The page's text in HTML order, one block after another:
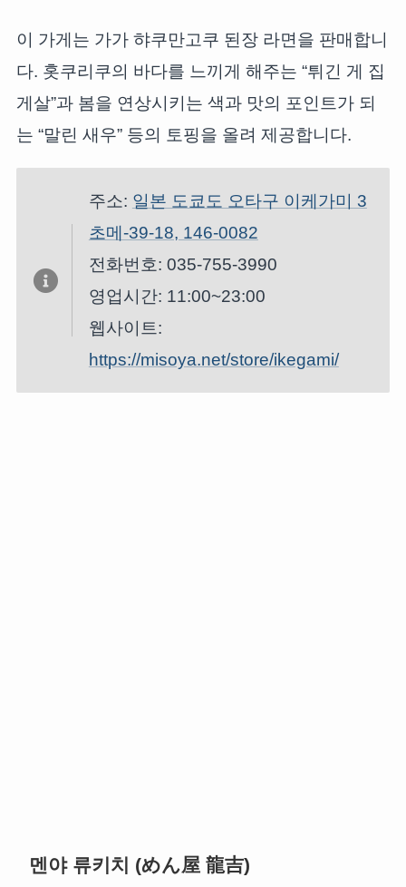
이 가게는 가가 햐쿠만고쿠 된장 라면을 판매합니
다. 홋쿠리쿠의 바다를 느끼게 해주는 “튀긴 게 집
게살”과 봄을 연상시키는 색과 맛의 포인트가 되
는 “말린 새우” 등의 토핑을 올려 제공합니다.
주소: 일본 도쿄도 오타구 이케가미 3
초메-39-18, 146-0082
전화번호: 035-755-3990
영업시간: 11:00~23:00
웹사이트:
https://misoya.net/store/ikegami/
멘야 류키치 (めん屋 龍吉)